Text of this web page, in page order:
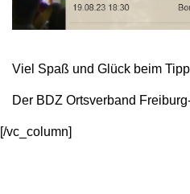
Viel Spaß und Glück beim
Der BDZ Ortsverband
[/vc_column]